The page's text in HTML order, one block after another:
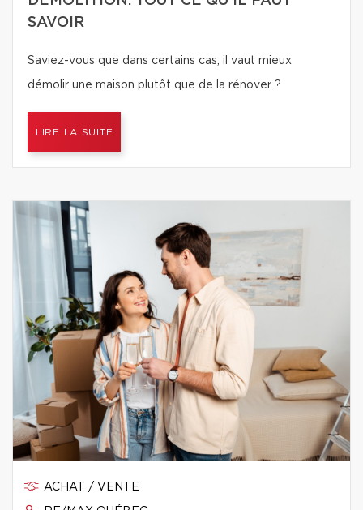
SAVOIR
Saviez-vous que dans certains cas, il vaut mieux
démolir une maison plutôt que de la rénover ?
LIRE LA SUITE
ACHAT / VENTE